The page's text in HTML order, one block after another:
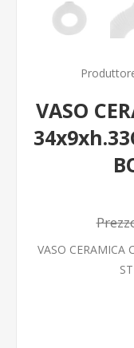
VASO
VASO CERAMICA